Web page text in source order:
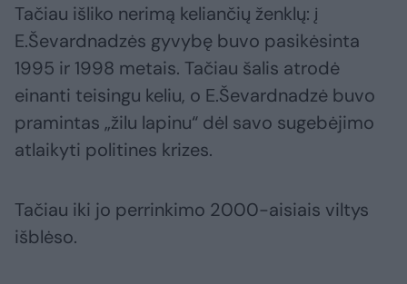
Tačiau išliko nerimą keliančių ženklų: į
E.Ševardnadzės gyvybę buvo pasikėsinta
1995 ir 1998 metais. Tačiau šalis atrodė
einanti teisingu keliu, o E.Ševardnadzė buvo
pramintas „žilu lapinu“ dėl savo sugebėjimo
atlaikyti politines krizes.
Tačiau iki jo perrinkimo 2000-aisiais viltys
išblėso.